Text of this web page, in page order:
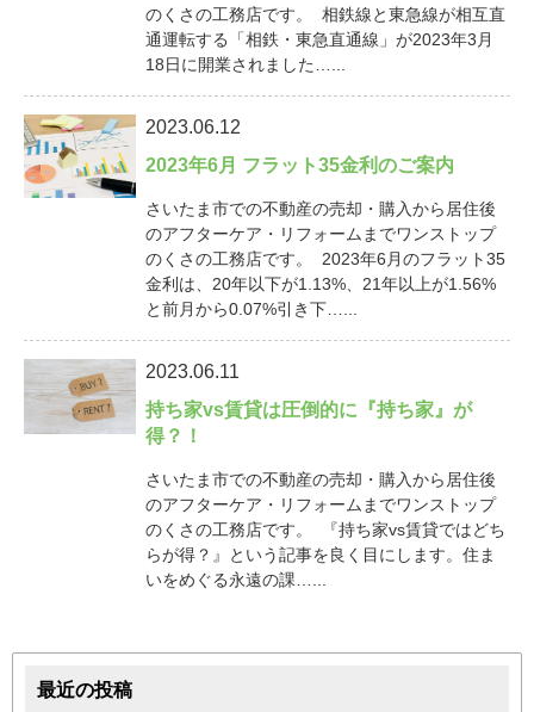
のくさの工務店です。 相鉄線と東急線が相互直
通運転する「相鉄・東急直通線」が2023年3月
18日に開業されました…...
2023.06.12
2023年6月 フラット35金利のご案内
さいたま市での不動産の売却・購入から居住後
のアフターケア・リフォームまでワンストップ
のくさの工務店です。 2023年6月のフラット35
金利は、20年以下が1.13%、21年以上が1.56%
と前月から0.07%引き下…...
2023.06.11
持ち家vs賃貸は圧倒的に『持ち家』が
得？！
さいたま市での不動産の売却・購入から居住後
のアフターケア・リフォームまでワンストップ
のくさの工務店です。 『持ち家vs賃貸ではどち
らが得？』という記事を良く目にします。住ま
いをめぐる永遠の課…...
最近の投稿